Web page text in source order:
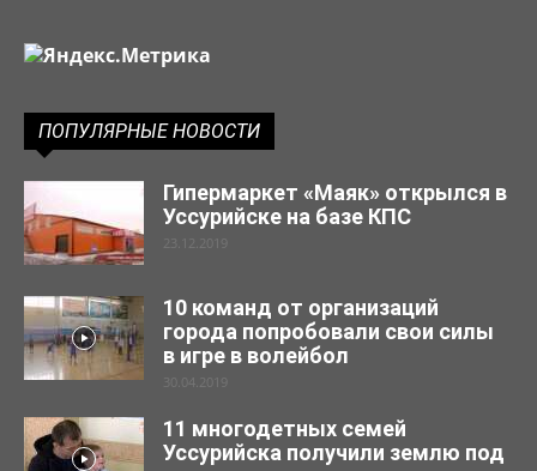
ПОПУЛЯРНЫЕ НОВОСТИ
Гипермаркет «Маяк» открылся в
Уссурийске на базе КПС
23.12.2019
10 команд от организаций
города попробовали свои силы
в игре в волейбол
30.04.2019
11 многодетных семей
Уссурийска получили землю под